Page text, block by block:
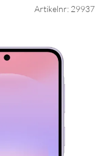
Artikelnr: 29937